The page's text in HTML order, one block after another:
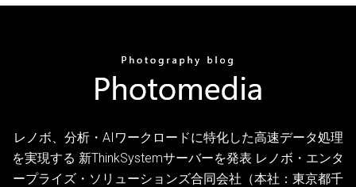
レノボ、分析・AIワークロードに特化した高速データ処理
を実現する 新ThinkSystemサーバーを発表 レノボ・エンタ
ープライズ・ソリューションズ合同会社（本社：東京都千